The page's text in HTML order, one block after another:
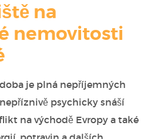
na
nemovitosti
je plná nepříjemných
psychicky snáší
na východě Evropy a také